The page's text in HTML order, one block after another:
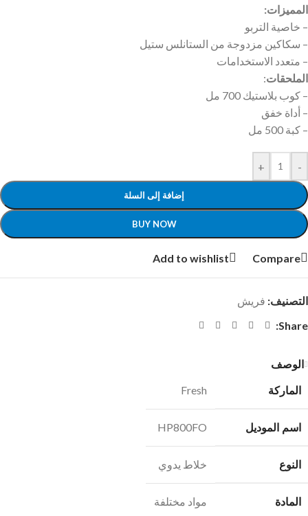
المميزات:
– خاصية التربو
– سكاكين مزدوجة من الستانلس ستيل
– متعدد الاستخدامات
الملحقات:
– كوب بلاستيك 700 مل
– أداة خفق
– كبة 500 مل
-
+
إضافة إلى السلة
BUY NOW
Compare
Add to wishlist
التصنيف: فريش
Share:
الوصف
الماركة Fresh
اسم الموديل HP800FO
النوع خلاط يدوي
المادة مواد مختلفة